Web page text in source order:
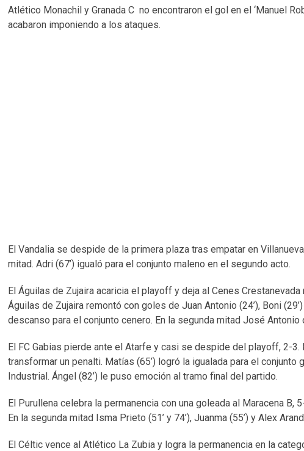
Atlético Monachil y Granada C no encontraron el gol en el ‘Manuel
acabaron imponiendo a los ataques.
El Vandalia se despide de la primera plaza tras empatar en
mitad. Adri (67’) igualó para el conjunto maleno en el segundo acto.
El Águilas de Zujaira acaricia el playoff y deja al Cenes
Águilas de Zujaira remontó con goles de Juan Antonio (24’), Boni
descanso para el conjunto cenero. En la segunda mitad José
El FC Gabias pierde ante el Atarfe y casi se despide del playoff, 2-
transformar un penalti. Matías (65’) logró la igualada para el conjunto
Industrial. Ángel (82’) le puso emoción al tramo final del partido.
El Purullena celebra la permanencia con una goleada al Maracena
En la segunda mitad Isma Prieto (51’ y 74’), Juanma (55’) y Alex
El Céltic vence al Atlético La Zubia y logra la permanencia en la